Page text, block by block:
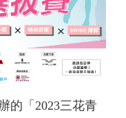
的「2023三花青